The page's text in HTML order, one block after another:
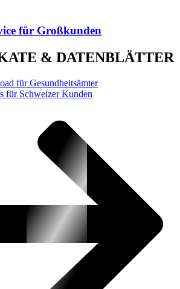
für Großkunden
& DATENBLÄTTER
für Gesundheitsämter
Schweizer Kunden